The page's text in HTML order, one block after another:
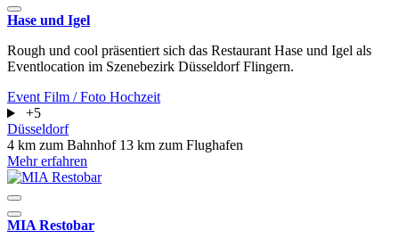
Hase und Igel
Rough und cool präsentiert sich das Restaurant Hase und Igel als
Eventlocation im Szenebezirk Düsseldorf Flingern.
Event Film / Foto Hochzeit
+5
Düsseldorf
4 km zum Bahnhof 13 km zum Flughafen
Mehr erfahren
MIA Restobar